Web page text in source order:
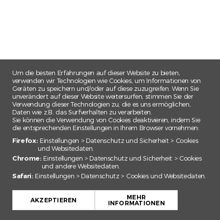
+
Um die besten Erfahrungen auf dieser Website zu bieten,
verwenden wir Technologien wie Cookies, um Informationen von
Geräten zu speichern und/oder auf diese zuzugreifen. Wenn Sie
unverändert auf dieser Website weitersurfen, stimmen Sie der
Verwendung dieser Technologien zu, die es uns ermöglichen,
Daten wie z.B. das Surfverhalten zu verarbeiten.
Sie können die Verwendung von Cookies deaktivieren, indem Sie
die entsprechenden Einstellungen in Ihrem Browser vornehmen:
Firefox: Einstellungen > Datenschutz und Sicherheit > Cookies
und Websitedaten.
Chrome: Einstellungen > Datenschutz und Sicherheit > Cookies
und andere Websitedaten.
Safari: Einstellungen > Datenschutz > Cookies und Websitedaten.
AKZEPTIEREN MEHR
INFORMATIONEN